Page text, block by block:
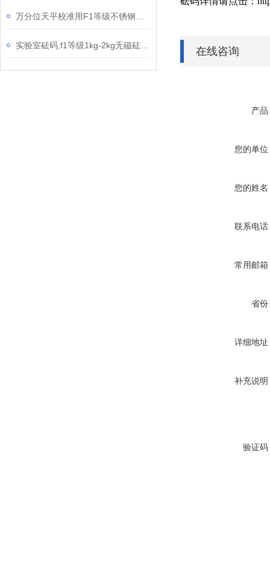
在线咨询
产品
您的单位
您的姓名
联系电话
常用邮箱
省份
详细地址
补充说明
验证码